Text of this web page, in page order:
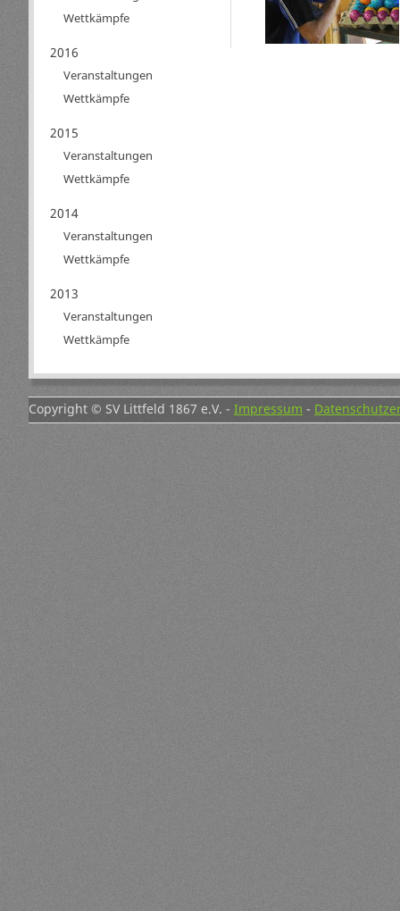
Wettkämpfe
2016
Veranstaltungen
Wettkämpfe
2015
Veranstaltungen
Wettkämpfe
2014
Veranstaltungen
Wettkämpfe
2013
Veranstaltungen
Wettkämpfe
Copyright © SV Littfeld 1867 e.V. - Impressum -